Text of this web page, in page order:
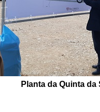
Planta da Quinta da